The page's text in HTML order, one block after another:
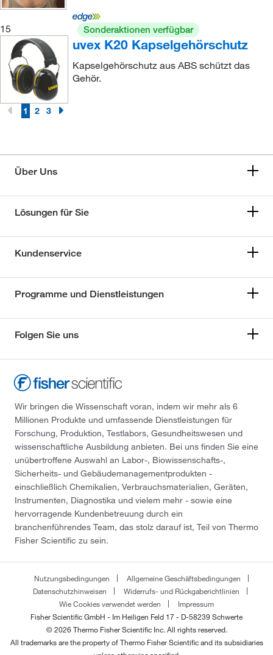
15 Sonderaktionen verfügbar
uvex K20 Kapselgehörschutz
Kapselgehörschutz aus ABS schützt das
Gehör.
1 2 3
Über Uns
Lösungen für Sie
Kundenservice
Programme und Dienstleistungen
Folgen Sie uns
Wir bringen die Wissenschaft voran, indem wir mehr als 6
Millionen Produkte und umfassende Dienstleistungen für
Forschung, Produktion, Testlabors, Gesundheitswesen und
wissenschaftliche Ausbildung anbieten. Bei uns finden Sie eine
unübertroffene Auswahl an Labor-, Biowissenschafts-,
Sicherheits- und Gebäudemanagementprodukten -
einschließlich Chemikalien, Verbrauchsmaterialien, Geräten,
Instrumenten, Diagnostika und vielem mehr - sowie eine
hervorragende Kundenbetreuung durch ein
branchenführendes Team, das stolz darauf ist, Teil von Thermo
Fisher Scientific zu sein.
Nutzungsbedingungen
Allgemeine Geschäftsbedingungen
Datenschutzhinweisen
Widerrufs- und Rückgaberichtlinien
Wie Cookies verwendet werden
Impressum
Fisher Scientific GmbH - Im Heiligen Feld 17 - D-58239 Schwerte
© 2026 Thermo Fisher Scientific Inc. All rights reserved.
All trademarks are the property of Thermo Fisher Scientific and its subsidiaries